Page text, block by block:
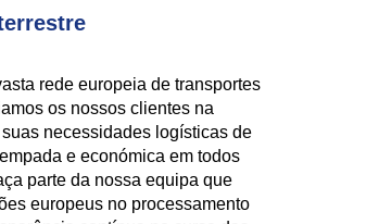
rede europeia de transportes
os nossos clientes na
necessidades logísticas de
e económica em todos
parte da nossa equipa que
europeus no processamento